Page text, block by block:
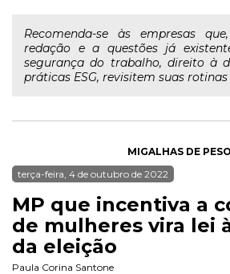
Recomenda-se às empresas
redação e a questões já
segurança do trabalho, direito à
práticas ESG, revisitem suas
MIGALHAS DE PESO
terça-feira, 4 de outubro de 2022
MP que incentiva a
de mulheres vira lei
da eleição
Paula Corina Santone